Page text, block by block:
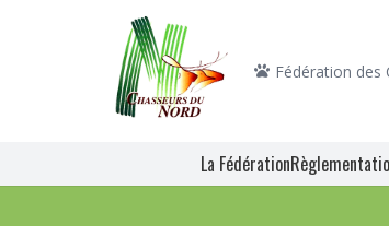
Fédération des
La Fédération